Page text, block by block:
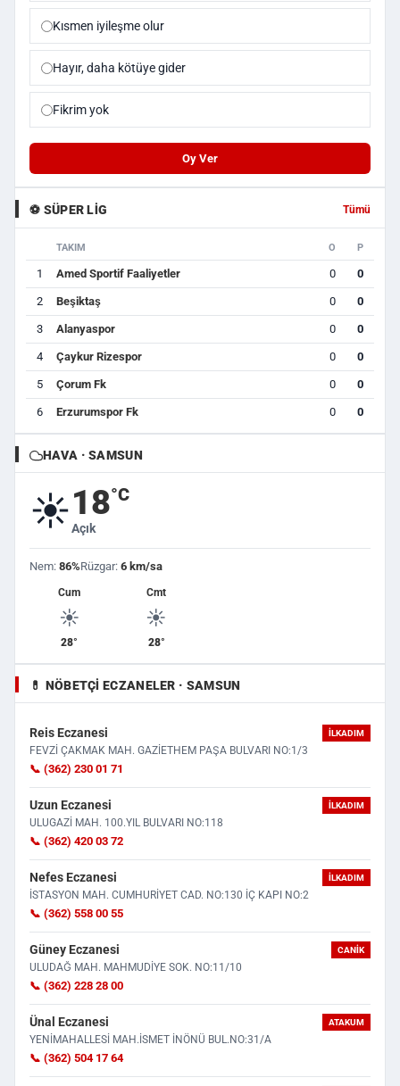
Kısmen iyileşme olur
Hayır, daha kötüye gider
Fikrim yok
Oy Ver
⚽ SÜPER LIG Tümü
TAKIM O P
1 Amed Sportif Faaliyetler 0 0
2 Beşiktaş 0 0
3 Alanyaspor 0 0
4 Çaykur Rizespor 0 0
5 Çorum Fk 0 0
6 Erzurumspor Fk 0 0
HAVA · SAMSUN
☀️18°C
Açık
Nem: 86%Rüzgar: 6 km/sa
Cum
☀️
28°
Cmt
☀️
28°
💊 NÖBETÇI ECZANELER · SAMSUN
Reis Eczanesi İLKADIM
FEVZİ ÇAKMAK MAH. GAZİETHEM PAŞA BULVARI NO:1/3
📞 (362) 230 01 71
Uzun Eczanesi İLKADIM
ULUGAZİ MAH. 100.YIL BULVARI NO:118
📞 (362) 420 03 72
Nefes Eczanesi İLKADIM
İSTASYON MAH. CUMHURİYET CAD. NO:130 İÇ KAPI NO:2
📞 (362) 558 00 55
Güney Eczanesi CANIK
ULUDAĞ MAH. MAHMUDİYE SOK. NO:11/10
📞 (362) 228 28 00
Ünal Eczanesi ATAKUM
YENİMAHALLESİ MAH.İSMET İNÖNÜ BUL.NO:31/A
📞 (362) 504 17 64